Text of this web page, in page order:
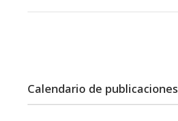
Calendario de publicaciones